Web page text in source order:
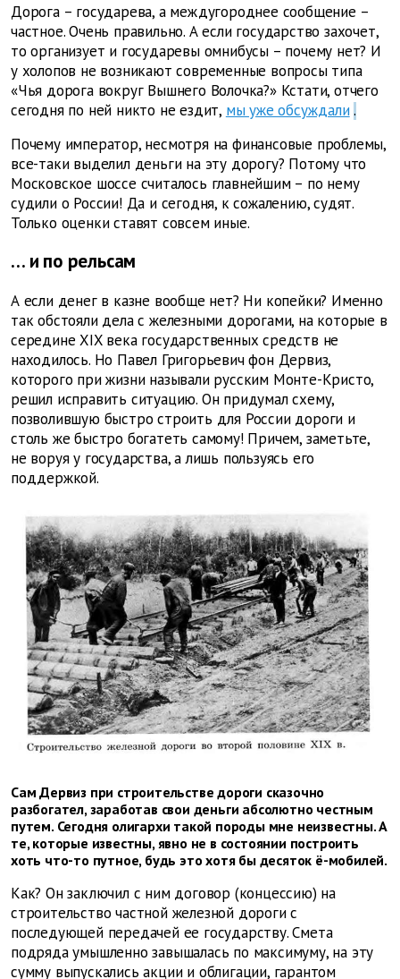
Дорога – государева, а междугороднее сообщение –
частное. Очень правильно. А если государство захочет,
то организует и государевы омнибусы – почему нет? И
у холопов не возникают современные вопросы типа
«Чья дорога вокруг Вышнего Волочка?» Кстати, отчего
сегодня по ней никто не ездит, мы уже обсуждали .
Почему император, несмотря на финансовые проблемы,
все-таки выделил деньги на эту дорогу? Потому что
Московское шоссе считалось главнейшим – по нему
судили о России! Да и сегодня, к сожалению, судят.
Только оценки ставят совсем иные.
… и по рельсам
А если денег в казне вообще нет? Ни копейки? Именно
так обстояли дела с железными дорогами, на которые в
середине XIX века государственных средств не
находилось. Но Павел Григорьевич фон Дервиз,
которого при жизни называли русским Монте-Кристо,
решил исправить ситуацию. Он придумал схему,
позволившую быстро строить для России дороги и
столь же быстро богатеть самому! Причем, заметьте,
не воруя у государства, а лишь пользуясь его
поддержкой.
Сам Дервиз при строительстве дороги сказочно
разбогател, заработав свои деньги абсолютно честным
путем. Сегодня олигархи такой породы мне неизвестны. А
те, которые известны, явно не в состоянии построить
хоть что-то путное, будь это хотя бы десяток ё-мобилей.
Как? Он заключил с ним договор (концессию) на
строительство частной железной дороги с
последующей передачей ее государству. Смета
подряда умышленно завышалась по максимуму, на эту
сумму выпускались акции и облигации, гарантом